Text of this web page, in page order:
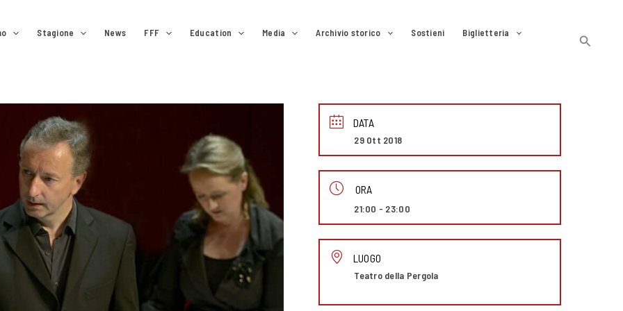
Stagione News FFF Education Media Archivio storico Sostieni
Biglietteria
Cerca
DATA
29 Ott 2018
ORA
21:00 - 23:00
LUOGO
Teatro della Pergola